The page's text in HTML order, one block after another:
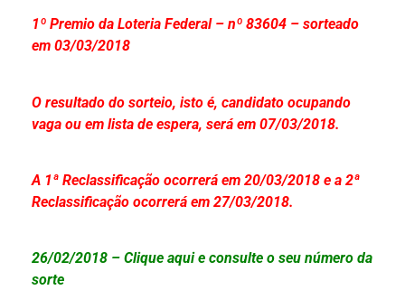
1º Premio da Loteria Federal – nº 83604 – sorteado
em 03/03/2018
O resultado do sorteio, isto é, candidato ocupando
vaga ou em lista de espera, será em 07/03/2018.
A 1ª Reclassificação ocorrerá em 20/03/2018 e a 2ª
Reclassificação ocorrerá em 27/03/2018.
26/02/2018 – Clique aqui e consulte o seu número da
sorte